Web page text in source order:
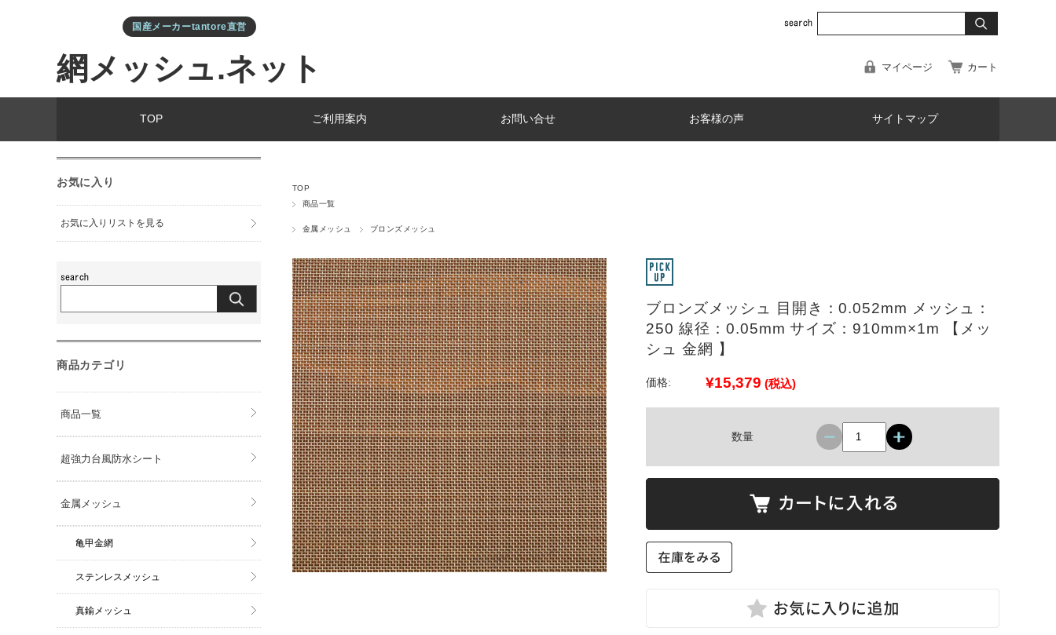
網メッシュ.ネット
国産メーカーtantore直営
マイページ カート
TOP ご利用案内 お問い合せ お客様の声 サイトマップ
TOP
商品一覧
金属メッシュ ブロンズメッシュ
ブロンズメッシュ 目開き：0.052mm メッシュ：
250 線径：0.05mm サイズ：910mm×1m 【メッ
シュ 金網 】
価格: ¥15,379 (税込)
数量
お気に入り
お気に入りリストを見る
商品カテゴリ
商品一覧
超強力台風防水シート
金属メッシュ
亀甲金網
ステンレスメッシュ
真鍮メッシュ